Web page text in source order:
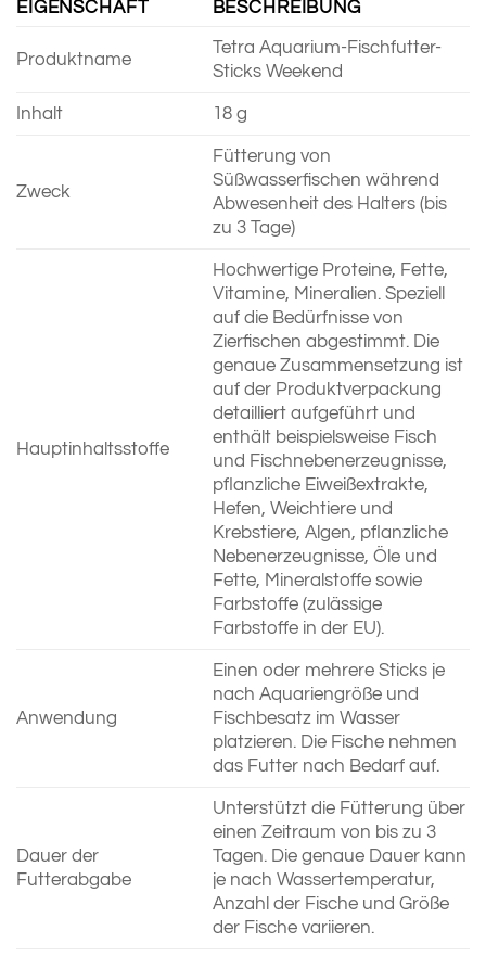
EIGENSCHAFT BESCHREIBUNG
Produktname
Tetra Aquarium-Fischfutter-
Sticks Weekend
Inhalt 18 g
Zweck
Fütterung von
Süßwasserfischen während
Abwesenheit des Halters (bis
zu 3 Tage)
Hauptinhaltsstoffe
Hochwertige Proteine, Fette,
Vitamine, Mineralien. Speziell
auf die Bedürfnisse von
Zierfischen abgestimmt. Die
genaue Zusammensetzung ist
auf der Produktverpackung
detailliert aufgeführt und
enthält beispielsweise Fisch
und Fischnebenerzeugnisse,
pflanzliche Eiweißextrakte,
Hefen, Weichtiere und
Krebstiere, Algen, pflanzliche
Nebenerzeugnisse, Öle und
Fette, Mineralstoffe sowie
Farbstoffe (zulässige
Farbstoffe in der EU).
Anwendung
Einen oder mehrere Sticks je
nach Aquariengröße und
Fischbesatz im Wasser
platzieren. Die Fische nehmen
das Futter nach Bedarf auf.
Dauer der
Futterabgabe
Unterstützt die Fütterung über
einen Zeitraum von bis zu 3
Tagen. Die genaue Dauer kann
je nach Wassertemperatur,
Anzahl der Fische und Größe
der Fische variieren.